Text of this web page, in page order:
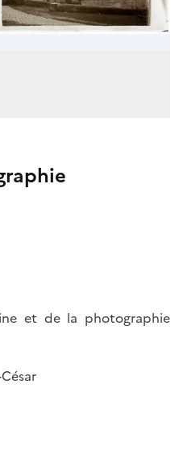
et de la photographie